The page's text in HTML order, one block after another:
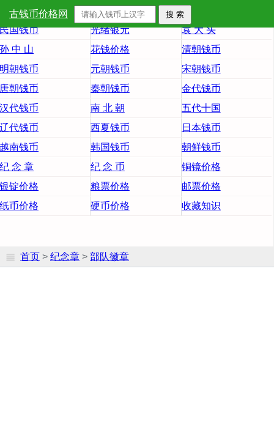
古钱币价格网
首 页 大清铜币
大清银币
民国钱币
光绪银元
袁 大 头
孙 中 山
花钱价格
清朝钱币
明朝钱币
元朝钱币
宋朝钱币
唐朝钱币
秦朝钱币
金代钱币
汉代钱币
南 北 朝
五代十国
辽代钱币
西夏钱币
日本钱币
越南钱币
韩国钱币
朝鲜钱币
纪 念 章
纪 念 币
铜镜价格
银锭价格
粮票价格
邮票价格
纸币价格
硬币价格 收藏知识
首页 > 纪念章 > 部队徽章